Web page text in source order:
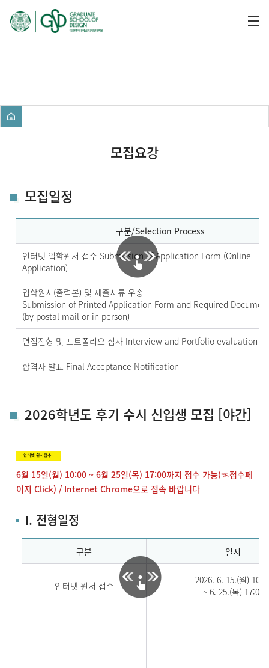
모집요강
모집일정
구분/Selection Process
인터넷 입학원서 접수 Submission of Application Form (Online
Application)
입학원서(출력본) 및 제출서류 우송
Submission of Printed Application Form and Required
(by postal mail or in person)
면접전형 및 포트폴리오 심사 Interview and Portfolio evaluation
합격자 발표 Final Acceptance Notification
2026학년도 후기 수시 신입생 모집 [야간]
6월 15일(월) 10:00 ~ 6월 25일(목) 17:00까지 접수 가능(☜접수페
이지 Click) / Internet Chrome으로 접속 바랍니다
I. 전형일정
구분 일시
인터넷 원서 접수
2026. 6. 15.(월)
~ 6. 25.(목) 17:00